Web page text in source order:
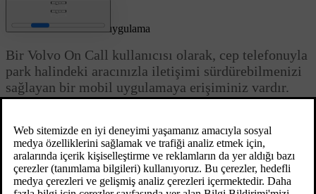
Volvo On Call mobil uygulama
Bir Volvo On Call kullanıcısı olarak, cep telefonuyla
park halindeki aracınızla iletişimi sürdürebilmenizi
sağlayan bir mobil uygulamaya erişiminiz vardır.
Bazı işlevler tüm araç modellerinde mevcut değildir.
Mobil uygulama sürekli olarak güncellendiğinden, bu bilginin
mevcut işlevselliği yansıtmadığı anlamına gelebilir. Volvo On Call
hakkında daha fazla bilgi için bkz.support.volvocars.com.